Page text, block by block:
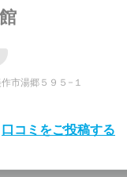
市湯郷５９５−１
口コミをご投稿する